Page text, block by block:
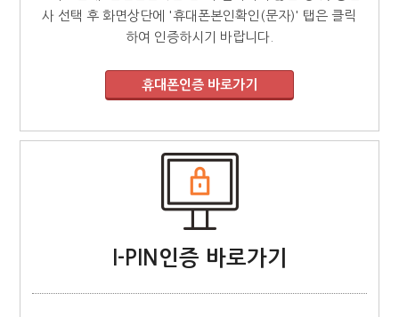
사 선택 후 화면상단에 '휴대폰본인확인(문자)' 탭은 클릭
하여 인증하시기 바랍니다.
I-PIN인증 바로가기